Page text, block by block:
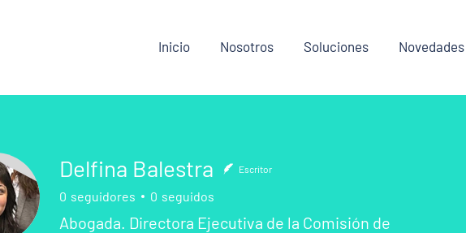
Inicio Nosotros Soluciones Novedades
Delfina Balestra Escritor
0 seguidores 0 seguidos
Abogada. Directora Ejecutiva de la Comisión de